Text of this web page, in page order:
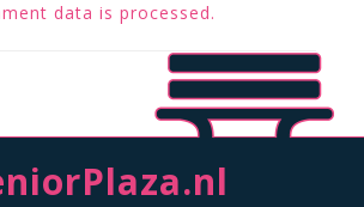
data is processed.